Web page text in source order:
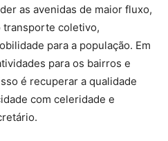
as avenidas de maior fluxo,
transporte coletivo,
para a população. Em
para os bairros e
é recuperar a qualidade
com celeridade e